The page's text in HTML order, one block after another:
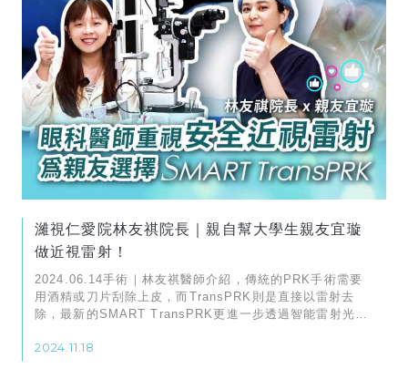
濰視仁愛院林友祺院長｜親自幫大學生親友宜璇
做近視雷射！
2024.06.14手術｜林友祺醫師介紹，傳統的PRK手術需要
用酒精或刀片刮除上皮，而TransPRK則是直接以雷射去
除，最新的SMART TransPRK更進一步透過智能雷射光點
2024.11.18